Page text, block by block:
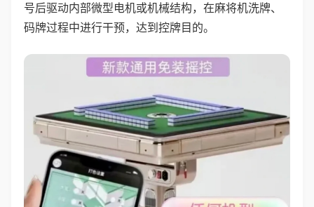
号后驱动内部微型电机或机械结构，在麻将机洗牌、
码牌过程中进行干预，达到控牌目的。